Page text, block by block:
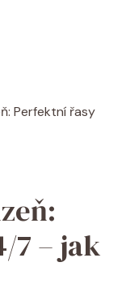
Perfektní řasy
7 – jak